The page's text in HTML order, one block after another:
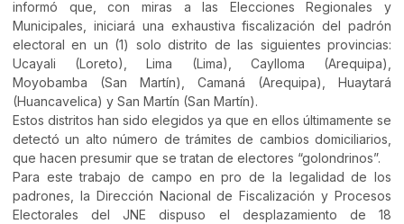
informó que, con miras a las Elecciones Regionales y
Municipales, iniciará una exhaustiva fiscalización del padrón
electoral en un (1) solo distrito de las siguientes provincias:
Ucayali (Loreto), Lima (Lima), Caylloma (Arequipa),
Moyobamba (San Martín), Camaná (Arequipa), Huaytará
(Huancavelica) y San Martín (San Martín).
Estos distritos han sido elegidos ya que en ellos últimamente se
detectó un alto número de trámites de cambios domiciliarios,
que hacen presumir que se tratan de electores “golondrinos”.
Para este trabajo de campo en pro de la legalidad de los
padrones, la Dirección Nacional de Fiscalización y Procesos
Electorales del JNE dispuso el desplazamiento de 18